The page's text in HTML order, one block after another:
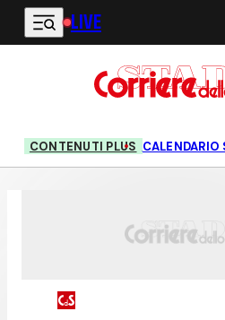
Vai al contenuto principale
LIVE
CONTENUTI PLUS CALENDARIO